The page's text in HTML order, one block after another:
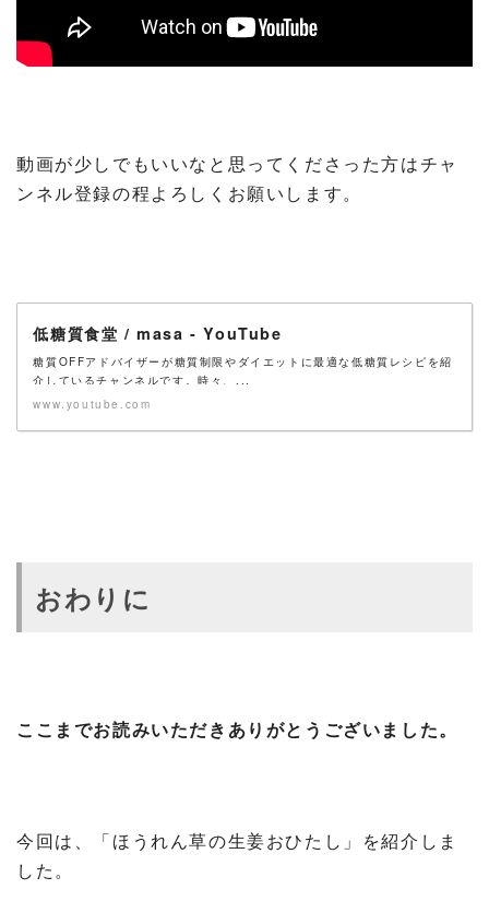
動画が少しでもいいなと思ってくださった方はチャ
ンネル登録の程よろしくお願いします。
低糖質食堂 / masa - YouTube
糖質OFFアドバイザーが糖質制限やダイエットに最適な低糖質レシピを紹
介しているチャンネルです。時々、...
www.youtube.com
おわりに
ここまでお読みいただきありがとうございました。
今回は、「ほうれん草の生姜おひたし」を紹介しま
した。